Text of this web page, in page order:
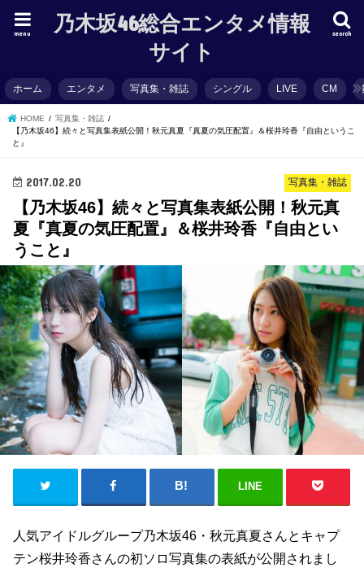
乃木坂46総合エンタメ情報
サイト
search
menu
ホーム エンタメ 写真集・雑誌 シングル LIVE CM
HOME
写真集・雑誌
【乃木坂46】続々と写真集表紙公開！秋元真夏『真夏の気圧配置』＆桜井玲香『自由というこ
と』
写真集・雑誌
2017.02.20
【乃木坂46】続々と写真集表紙公開！秋元真
夏『真夏の気圧配置』＆桜井玲香『自由とい
うこと』
LINE
人気アイドルグループ乃木坂46・秋元真夏さんとキャプ
テン桜井玲香さんの初ソロ写真集の表紙が公開されまし